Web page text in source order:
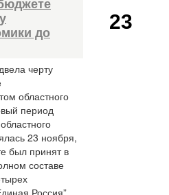
до
23
черту
областного
период
23 ноября,
был принят в
составе
Россия”,